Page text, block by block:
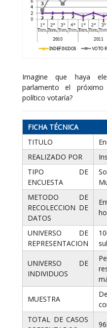
Imagine que haya
parlamento el
político votaría?
FICHA TÉCNICA
TITULO
REALIZADO POR
TIPO DE
ENCUESTA
METODO DE
RECOLECCION DE
DATOS
UNIVERSO DE
REPRESENTACION
UNIVERSO DE
INDIVIDUOS
MUESTRA
TOTAL DE CASOS